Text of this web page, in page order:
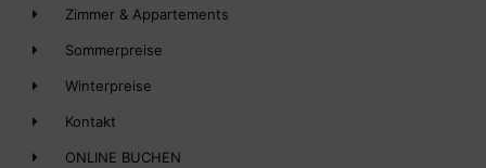
Zimmer & Appartements
Sommerpreise
Winterpreise
Kontakt
ONLINE BUCHEN